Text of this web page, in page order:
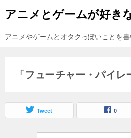
アニメとゲームが好き
アニメやゲームとオタクっぽいことを書
「フューチャー・パイ
Tweet 0